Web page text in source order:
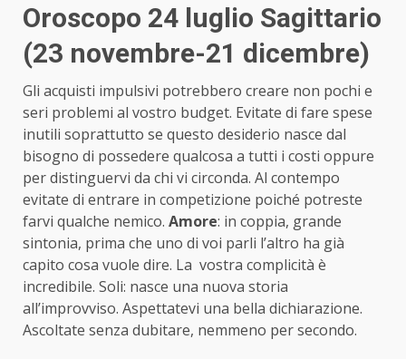
Oroscopo 24 luglio Sagittario
(23 novembre-21 dicembre)
Gli acquisti impulsivi potrebbero creare non pochi e
seri problemi al vostro budget. Evitate di fare spese
inutili soprattutto se questo desiderio nasce dal
bisogno di possedere qualcosa a tutti i costi oppure
per distinguervi da chi vi circonda. Al contempo
evitate di entrare in competizione poiché potreste
farvi qualche nemico. Amore: in coppia, grande
sintonia, prima che uno di voi parli l’altro ha già
capito cosa vuole dire. La vostra complicità è
incredibile. Soli: nasce una nuova storia
all’improvviso. Aspettatevi una bella dichiarazione.
Ascoltate senza dubitare, nemmeno per secondo.